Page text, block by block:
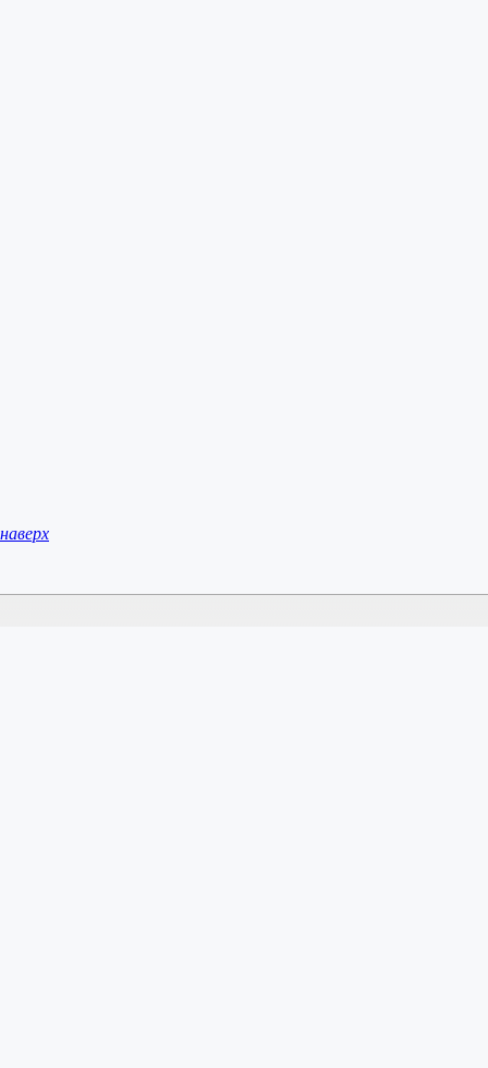
наверх